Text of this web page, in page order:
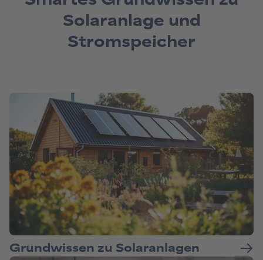
Solaranlage und
Stromspeicher